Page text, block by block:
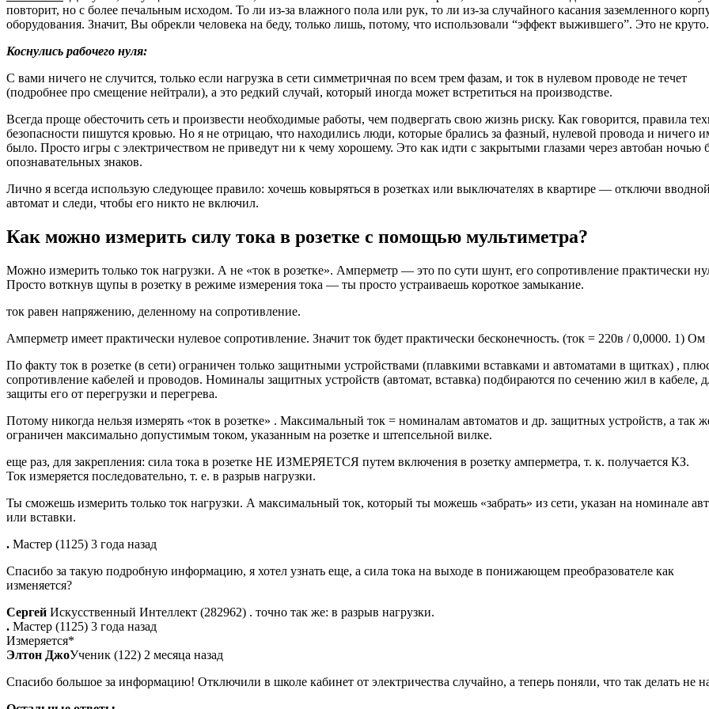
повторит, но с более печальным исходом. То ли из-за влажного пола или рук, то ли из-за случайного касания заземленного
оборудования. Значит, Вы обрекли человека на беду, только лишь, потому, что использовали “эффект выжившего”. Это не круто.
Коснулись рабочего нуля:
С вами ничего не случится, только если нагрузка в сети симметричная по всем трем фазам, и ток в нулевом проводе не течет
(подробнее про смещение нейтрали), а это редкий случай, который иногда может встретиться на производстве.
Всегда проще обесточить сеть и произвести необходимые работы, чем подвергать свою жизнь риску. Как говорится, правила
безопасности пишутся кровью. Но я не отрицаю, что находились люди, которые брались за фазный, нулевой провода и ничего
было. Просто игры с электричеством не приведут ни к чему хорошему. Это как идти с закрытыми глазами через автобан ночью
опознавательных знаков.
Лично я всегда использую следующее правило: хочешь ковыряться в розетках или выключателях в квартире — отключи вводной
автомат и следи, чтобы его никто не включил.
Как можно измерить силу тока в розетке с помощью мультиметра?
Можно измерить только ток нагрузки. А не «ток в розетке». Амперметр — это по сути шунт, его сопротивление практически
Просто воткнув щупы в розетку в режиме измерения тока — ты просто устраиваешь короткое замыкание.
ток равен напряжению, деленному на сопротивление.
Амперметр имеет практически нулевое сопротивление. Значит ток будет практически бесконечность. (ток = 220в / 0,0000. 1) Ом
По факту ток в розетке (в сети) ограничен только защитными устройствами (плавкими вставками и автоматами в щитках) ,
сопротивление кабелей и проводов. Номиналы защитных устройств (автомат, вставка) подбираются по сечению жил в кабеле,
защиты его от перегрузки и перегрева.
Потому никогда нельзя измерять «ток в розетке» . Максимальный ток = номиналам автоматов и др. защитных устройств, а так
ограничен максимально допустимым током, указанным на розетке и штепсельной вилке.
еще раз, для закрепления: сила тока в розетке НЕ ИЗМЕРЯЕТСЯ путем включения в розетку амперметра, т. к. получается КЗ.
Ток измеряется последовательно, т. е. в разрыв нагрузки.
Ты сможешь измерить только ток нагрузки. А максимальный ток, который ты можешь «забрать» из сети, указан на номинале
или вставки.
. Мастер (1125) 3 года назад
Спасибо за такую подробную информацию, я хотел узнать еще, а сила тока на выходе в понижающем преобразователе как
изменяется?
Сергей Искусственный Интеллект (282962) . точно так же: в разрыв нагрузки.
. Мастер (1125) 3 года назад
Измеряется*
Элтон ДжоУченик (122) 2 месяца назад
Спасибо большое за информацию! Отключили в школе кабинет от электричества случайно, а теперь поняли, что так делать не